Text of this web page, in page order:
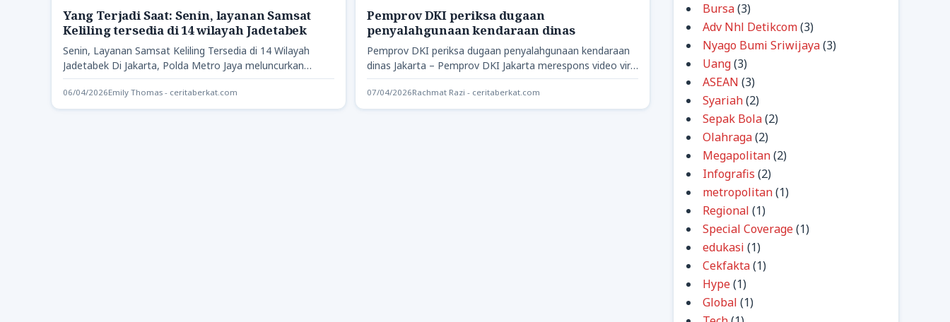
Yang Terjadi Saat: Senin, layanan Samsat
Keliling tersedia di 14 wilayah Jadetabek
Senin, Layanan Samsat Keliling Tersedia di 14 Wilayah
Jadetabek Di Jakarta, Polda Metro Jaya meluncurkan
layanan Sistem Administrasi…
06/04/2026Emily Thomas - ceritaberkat.com
Pemprov DKI periksa dugaan
penyalahgunaan kendaraan dinas
Pemprov DKI periksa dugaan penyalahgunaan kendaraan
dinas Jakarta – Pemprov DKI Jakarta merespons video viral
di media sosial…
07/04/2026Rachmat Razi - ceritaberkat.com
Bursa(3)
Adv Nhl Detikcom(3)
Nyago Bumi Sriwijaya(3)
Uang(3)
ASEAN (3)
Syariah(2)
Sepak Bola(2)
Olahraga(2)
Megapolitan(2)
Infografis (2)
metropolitan(1)
Regional (1)
Special Coverage(1)
edukasi (1)
Cekfakta(1)
Hype(1)
Global (1)